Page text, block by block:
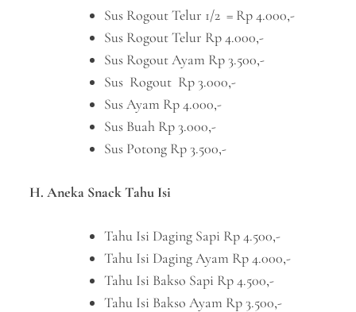
Sus Rogout Telur 1/2 = Rp 4.000,-
Sus Rogout Telur Rp 4.000,-
Sus Rogout Ayam Rp 3.500,-
Sus Rogout Rp 3.000,-
Sus Ayam Rp 4.000,-
Sus Buah Rp 3.000,-
Sus Potong Rp 3.500,-
H. Aneka Snack Tahu Isi
Tahu Isi Daging Sapi Rp 4.500,-
Tahu Isi Daging Ayam Rp 4.000,-
Tahu Isi Bakso Sapi Rp 4.500,-
Tahu Isi Bakso Ayam Rp 3.500,-